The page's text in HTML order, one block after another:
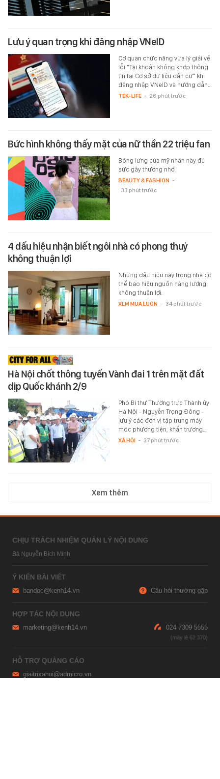
Lưu ý quan trọng khi đăng nhập VNeID
Cơ quan chức năng vừa lý giải về
lỗi "Tài khoản không khớp thông
tin tại Cơ sở dữ liệu dân cư" khi
đăng nhập VNeID và hướng dẫn…
TEK-LIFE - 26 phút trước
Bức hình không thấy mặt của nữ thần 22 triệu fan
Bóng lưng của mỹ nhân này đủ
sức gây thương nhớ.
BEAUTY & FASHION -
33 phút trước
4 dấu hiệu nhận biết ngôi nhà có phong thuỷ
không thuận lợi
Những dấu hiệu này trong nhà có
thể báo hiệu nguồn năng lượng
không thuận lợi.
XEM MUA LUÔN - 34 phút trước
Hà Nội chốt thông tuyến Vành đai 1 trên mặt đất
dịp Quốc khánh 2/9
Phó Bí thư Thường trực Thành ủy
Hà Nội - Nguyễn Trọng Đông -
lưu ý các đơn vị tập trung máy
móc phương tiện, khẩn trương…
XÃ HỘI - 37 phút trước
Xem thêm
CHỊU TRÁCH NHIỆM QUẢN LÝ NỘI DUNG
Bà Nguyễn Bích Minh
Ý KIẾN BÀI VIẾT
bandoc@kenh14.vn Câu hỏi thường gặp
HỢP TÁC NỘI DUNG
marketing@kenh14.vn 024 7309 5555
HỖ TRỢ QUẢNG CÁO
giaitrixahoi@admicro.vn